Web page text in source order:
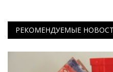
РЕКОМЕНДУЕМЫЕ